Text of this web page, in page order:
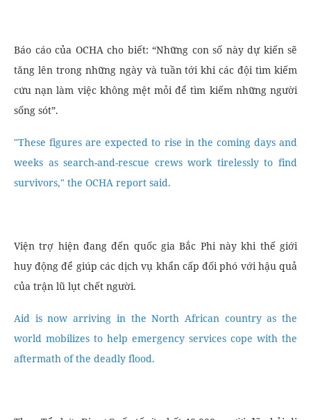
Báo cáo của OCHA cho biết: “Những con số này dự kiến sẽ
tăng lên trong những ngày và tuần tới khi các đội tìm kiếm
cứu nạn làm việc không mệt mỏi để tìm kiếm những người
sống sót”.
"These figures are expected to rise in the coming days and
weeks as search-and-rescue crews work tirelessly to find
survivors," the OCHA report said.
Viện trợ hiện đang đến quốc gia Bắc Phi này khi thế giới
huy động để giúp các dịch vụ khẩn cấp đối phó với hậu quả
của trận lũ lụt chết người.
Aid is now arriving in the North African country as the
world mobilizes to help emergency services cope with the
aftermath of the deadly flood.